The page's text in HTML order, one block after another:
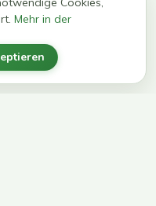
Mehr in der